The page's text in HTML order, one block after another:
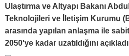
Ulaştırma ve Altyapı Bakanı
Teknolojileri ve İletişim Kurumu
arasında yapılan anlaşma ile
2050'ye kadar uzatıldığını açıkladı